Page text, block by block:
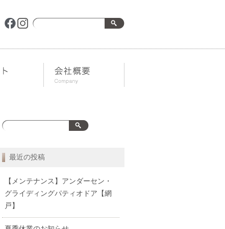
最近の投稿
【メンテナンス】アンダーセン・
グライディングパティオドア【網
戸】